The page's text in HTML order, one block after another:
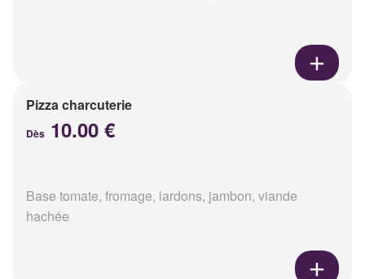
Pizza charcuterie
Dès 10.00 €
Base tomate, fromage, lardons, jambon, viande
hachée